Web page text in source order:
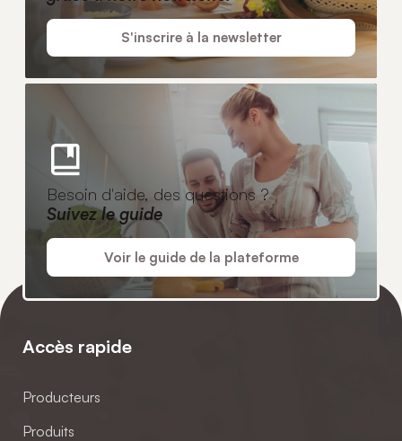
S'inscrire à la newsletter
Besoin d'aide, des questions ?
Suivez le guide
Voir le guide de la plateforme
Accès rapide
Producteurs
Produits